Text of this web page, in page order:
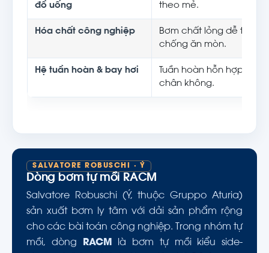
đồ uống
theo mẻ.
Hóa chất công nghiệp
Bơm chất lỏng dễ tạo
chống ăn mòn.
Hệ tuần hoàn & bay hơi
Tuần hoàn hỗn hợp
chân không.
SALVATORE ROBUSCHI · Ý
Dòng bơm tự mồi RACM
Salvatore Robuschi (Ý, thuộc Gruppo Aturia)
sản xuất bơm ly tâm với dải sản phẩm rộng
cho các bài toán công nghiệp. Trong nhóm tự
mồi, dòng
RACM
là bơm tự mồi kiểu side-